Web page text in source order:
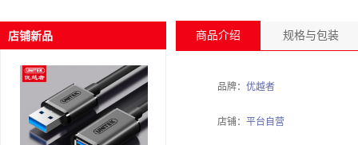
店铺新品 商品介绍 规格与包装
品牌： 优越者
店铺： 平台自营